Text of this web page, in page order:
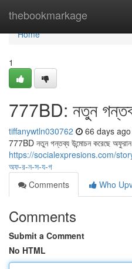
thebookmarkage
Home
Home
1
777BD: নতুন
tiffanywtln030762 66 days ago
777BD নতুন গন্তব্য উন্মোচন করেছে
https://socialexpresions.com/
অফ-র-ন-স-য-গ
Comments
Who
Comments
Submit a Comment
No HTML